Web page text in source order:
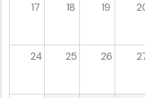
17 18 19
24 25 26